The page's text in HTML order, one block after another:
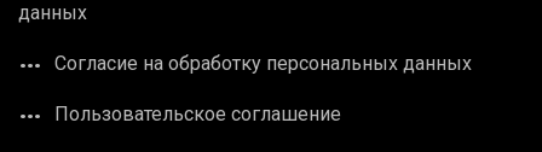
данных
Согласие на обработку персональных данных
Пользовательское соглашение